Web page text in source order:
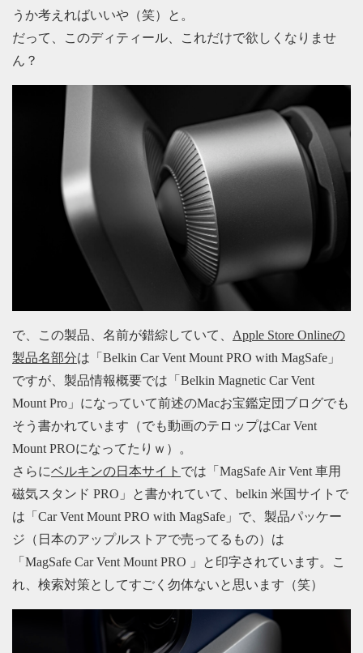
うか考えればいいや（笑）と。
だって、このディティール、これだけで欲しくなりませ
ん？
で、この製品、名前が錯綜していて、 Apple Store Onlineの
製品名部分は「Belkin Car Vent Mount PRO with MagSafe」
ですが、製品情報概要では「Belkin Magnetic Car Vent
Mount Pro」になっていて前述のMacお宝鑑定団ブログでも
そう書かれています（でも動画のテロップはCar Vent
Mount PROになってたりｗ）。
さらにベルキンの日本サイト では「MagSafe Air Vent 車用
磁気スタンド PRO」と書かれていて、belkin 米国サイトで
は「Car Vent Mount PRO with MagSafe」で、製品パッケー
ジ（日本のアップルストアで売ってるもの）は
「MagSafe Car Vent Mount PRO 」と印字されています。こ
れ、検索対策としてすごく勿体ないと思います（笑）